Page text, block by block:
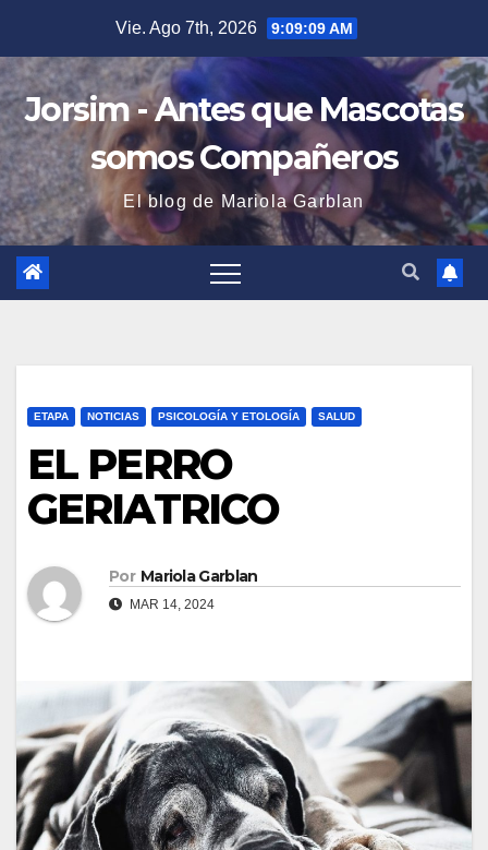
contenido
Vie. Ago 7th, 2026 9:09:10 AM
Jorsim - Antes que Mascotas
somos Compañeros
El blog de Mariola Garblan
ETAPA NOTICIAS PSICOLOGÍA Y ETOLOGÍA SALUD
EL PERRO
GERIATRICO
Por Mariola Garblan
MAR 14, 2024